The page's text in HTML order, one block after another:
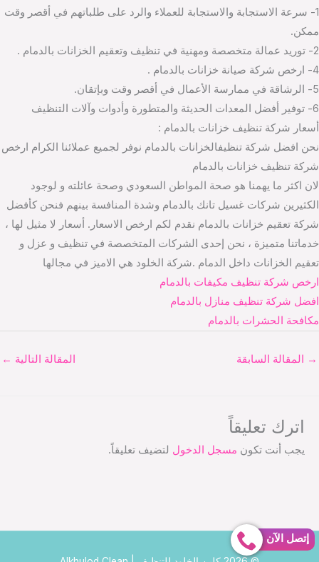
1- سرعة الاستجابة والاستجابة للعملاء والرد على طلباتهم في أقصر وقت
ممكن.
2- توريد عمالة متخصصة ومهنية في تنظيف وتعقيم الخزانات بالدمام .
4- ارخص شركة صيانة خزانات بالدمام .
5- الرشاقة في ممارسة الأعمال في أقصر وقت وبإتقان.
6- توفير أفضل المعدات الحديثة والمتطورة وأدوات وآلات التنظيف
أسعار شركة تنظيف خزانات بالدمام :
نحن افضل شركة تنظيفالخزانات بالدمام نوفر لجميع عملائنا الكرام ارخص
شركة تنظيف خزانات بالدمام
لان اكثر ما يهمنا هو صحة المواطن السعودي وصحة عائلته و لوجود
الكثيرين شركات غسيل تانك بالدمام وشدة المنافسة بينهم فنحن كأفضل
شركة تعقيم خزانات بالدمام نقدم لكم ارخص الاسعار. أسعار لا مثيل لها ،
خدماتنا متميزة ، نحن إحدى الشركات المتخصصة في تنظيف و عزل و
تعقيم الخزانات داخل الدمام .شركة الخلود هي الاميز في مجالها
ارخص شركة تنظيف مكيفات بالدمام
افضل شركة تنظيف منازل بالدمام
مكافحة الحشرات بالدمام
→ المقالة السابقة المقالة التالية ←
اترك تعليقاً
يجب أنت تكون مسجل الدخول لتضيف تعليقاً.
إتصل الآن